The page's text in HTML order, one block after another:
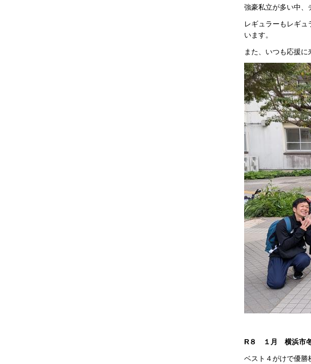
強豪私立が多い中、
レギュラーもレギ
います。
また、いつも応援
R８ １月 横浜市
ベスト４がけで優勝